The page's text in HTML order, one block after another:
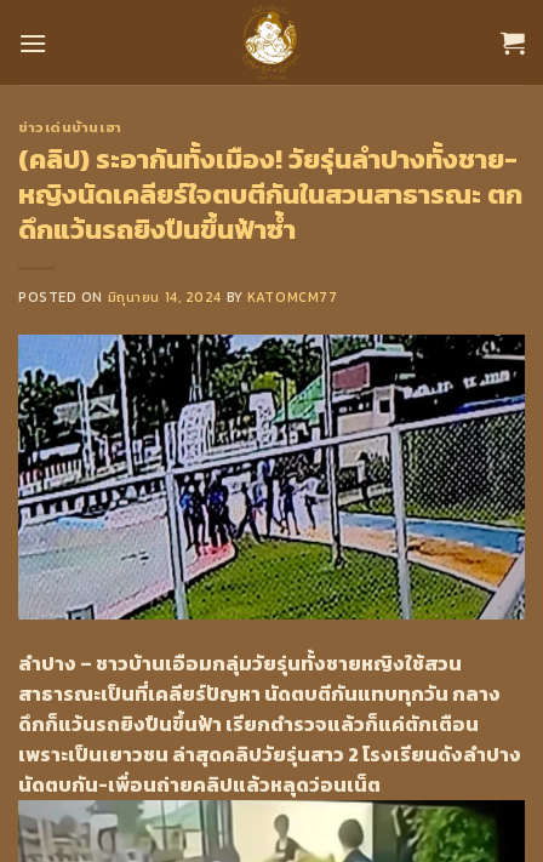
ข่าวเด่นบ้านเฮา
(คลิป) ระอากันทั้งเมือง! วัยรุ่นลำปางทั้งชาย-
หญิงนัดเคลียร์ใจตบตีกันในสวนสาธารณะ ตก
ดึกแว้นรถยิงปืนขึ้นฟ้าซ้ำ
POSTED ON มิถุนายน 14, 2024 BY KATOMCM77
ลำปาง – ชาวบ้านเอือมกลุ่มวัยรุ่นทั้งชายหญิงใช้สวน
สาธารณะเป็นที่เคลียร์ปัญหา นัดตบตีกันแทบทุกวัน กลาง
ดึกก็แว้นรถยิงปืนขึ้นฟ้า เรียกตำรวจแล้วก็แค่ตักเตือน
เพราะเป็นเยาวชน ล่าสุดคลิปวัยรุ่นสาว 2 โรงเรียนดังลำปาง
นัดตบกัน-เพื่อนถ่ายคลิปแล้วหลุดว่อนเน็ต